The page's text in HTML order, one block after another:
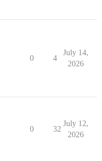
0 4
July 14,
2026
0 32
July 12,
2026